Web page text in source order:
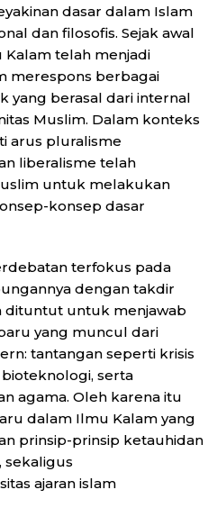
dasar dalam Islam
dan filosofis. Sejak awal
telah menjadi
merespons berbagai
yang berasal dari internal
Muslim. Dalam konteks
arus pluralisme
liberalisme telah
untuk melakukan
konsep dasar
terfokus pada
dengan takdir
dituntut untuk menjawab
yang muncul dari
tantangan seperti krisis
serta
agama. Oleh karena itu
dalam Ilmu Kalam yang
prinsip-prinsip ketauhidan
sekaligus
ajaran islam